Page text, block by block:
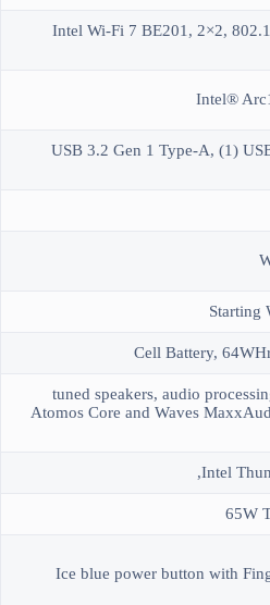
Intel Wi-Fi 7 BE201, 2×2,
Intel®
(1) USB 3.2 Gen 1 Type-A, (1)
Starting
(2) tuned speakers, audio
Atomos Core and Waves
65W
Ice blue power button with